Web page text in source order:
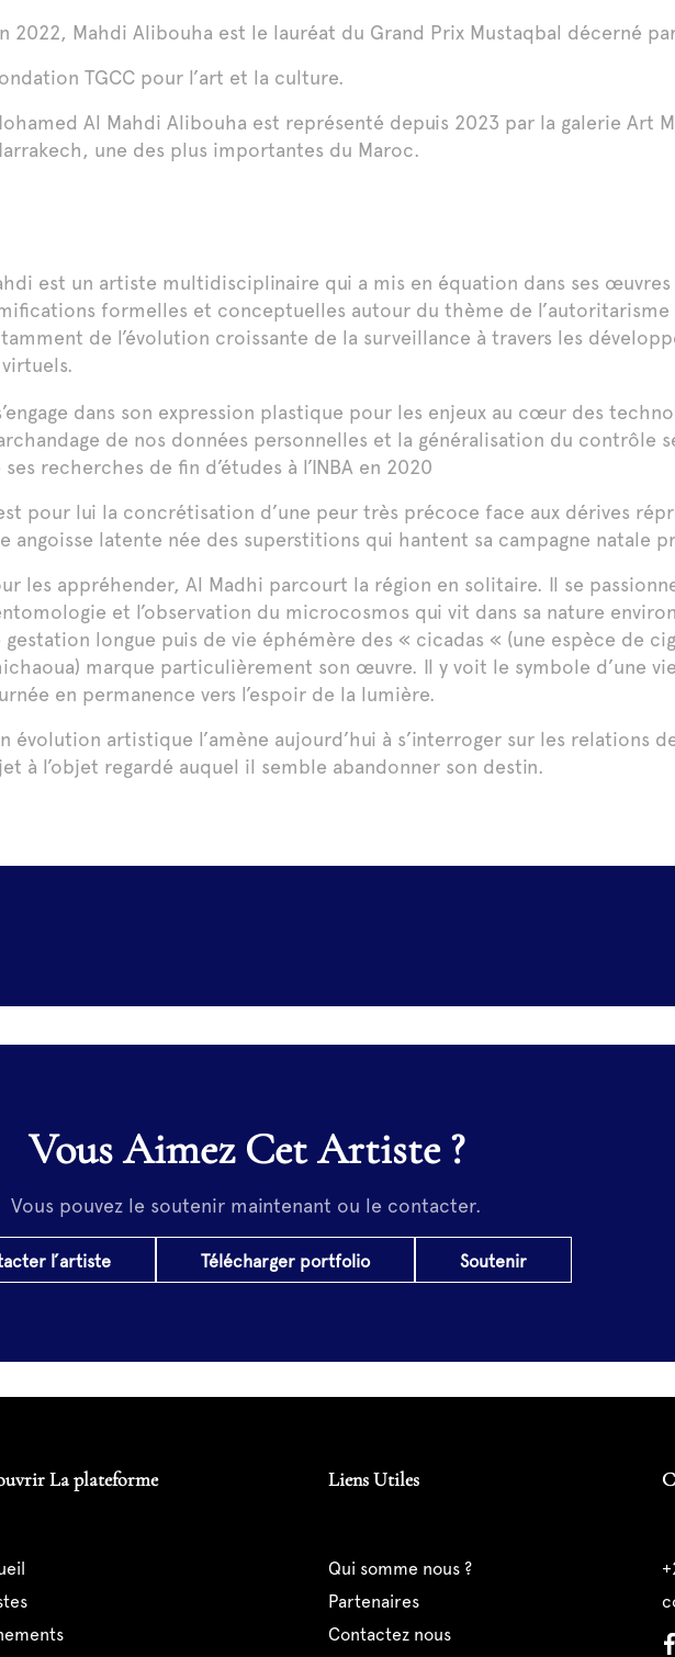
2022, Mahdi Alibouha est le lauréat du Grand Prix Mustaqbal décerné
TGCC pour l’art et la culture.
Al Mahdi Alibouha est représenté depuis 2023 par la galerie Art
une des plus importantes du Maroc.
est un artiste multidisciplinaire qui a mis en équation dans ses
formelles et conceptuelles autour du thème de l’autoritarisme
de l’évolution croissante de la surveillance à travers les
dans son expression plastique pour les enjeux au cœur des
de nos données personnelles et la généralisation du contrôle
ses recherches de fin d’études à l’INBA en 2020
pour lui la concrétisation d’une peur très précoce face aux dérives
angoisse latente née des superstitions qui hantent sa campagne natale
les appréhender, Al Madhi parcourt la région en solitaire. Il se
et l’observation du microcosmos qui vit dans sa nature
gestation longue puis de vie éphémère des « cicadas « (une espèce de
marque particulièrement son œuvre. Il y voit le symbole d’une
en permanence vers l’espoir de la lumière.
évolution artistique l’amène aujourd’hui à s’interroger sur les relations
à l’objet regardé auquel il semble abandonner son destin.
Vous Aimez Cet Artiste ?
Vous pouvez le soutenir maintenant ou le contacter.
l’artiste Télécharger portfolio Soutenir
La plateforme Liens Utiles
qui somme nous ?
partenaires
contactez nous